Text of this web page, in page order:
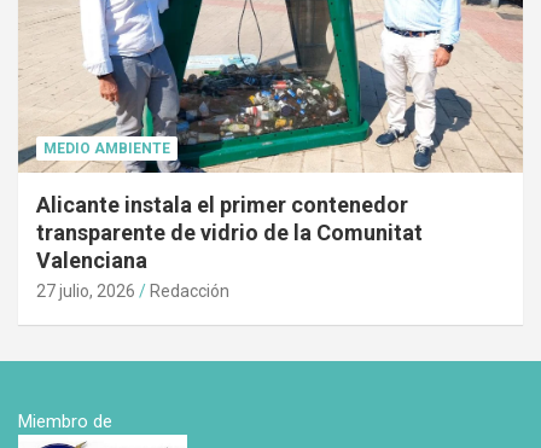
MEDIO AMBIENTE
Alicante instala el primer contenedor
transparente de vidrio de la Comunitat
Valenciana
27 julio, 2026 Redacción
Miembro de